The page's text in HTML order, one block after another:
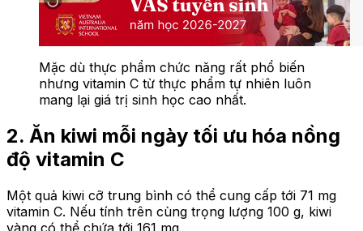
Mặc dù thực phẩm chức năng rất phổ biến
nhưng vitamin C từ thực phẩm tự nhiên luôn
mang lại giá trị sinh học cao nhất.
2. Ăn kiwi mỗi ngày tối ưu hóa nồng
độ vitamin C
Một quả kiwi cỡ trung bình có thể cung cấp tới 71 mg
vitamin C. Nếu tính trên cùng trọng lượng 100 g, kiwi
vàng có thể chứa tới 161 mg.